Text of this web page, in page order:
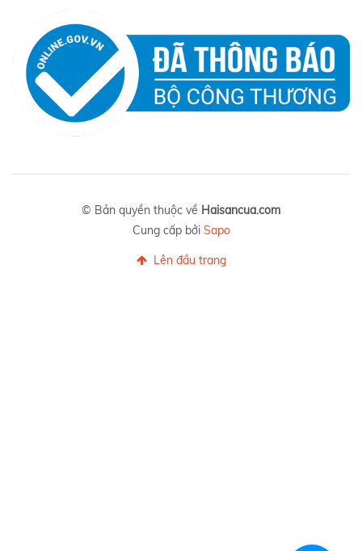
© Bản quyền thuộc về Haisancua.com
Cung cấp bởi Sapo
Lên đầu trang